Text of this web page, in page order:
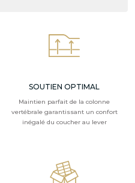
SOUTIEN OPTIMAL
Maintien parfait de la colonne
vertébrale garantissant un confort
inégalé du coucher au lever